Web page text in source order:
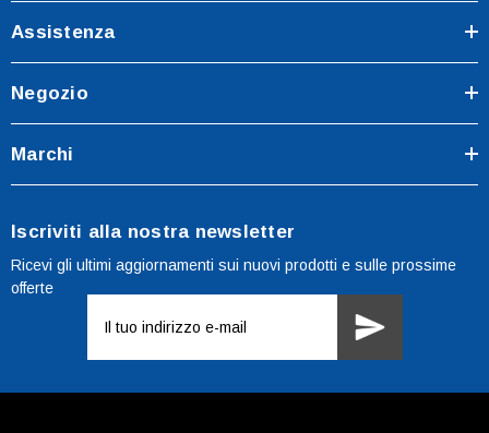
Assistenza
Negozio
Marchi
Iscriviti alla nostra newsletter
Ricevi gli ultimi aggiornamenti sui nuovi prodotti e sulle prossime
offerte
mail